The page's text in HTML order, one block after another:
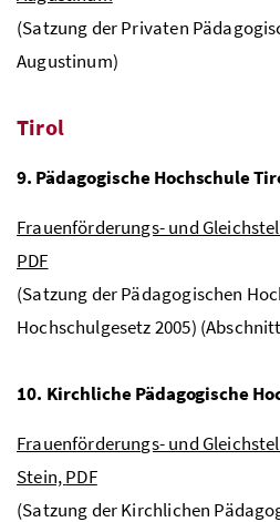
(Satzung der Privaten
Augustinum)
Tirol
9. Pädagogische Hochschule
Frauenförderungs- und
PDF
(Satzung der Pädagogischen
Hochschulgesetz 2005)
10. Kirchliche Pädagogische
Frauenförderungs- und
Stein,PDF
(Satzung der Kirchlichen